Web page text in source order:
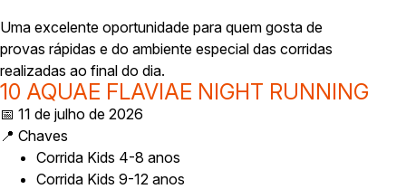
Uma excelente oportunidade para quem gosta de
provas rápidas e do ambiente especial das corridas
realizadas ao final do dia.
10 AQUAE FLAVIAE NIGHT RUNNING
📅 11 de julho de 2026
📍 Chaves
Corrida Kids 4-8 anos
Corrida Kids 9-12 anos